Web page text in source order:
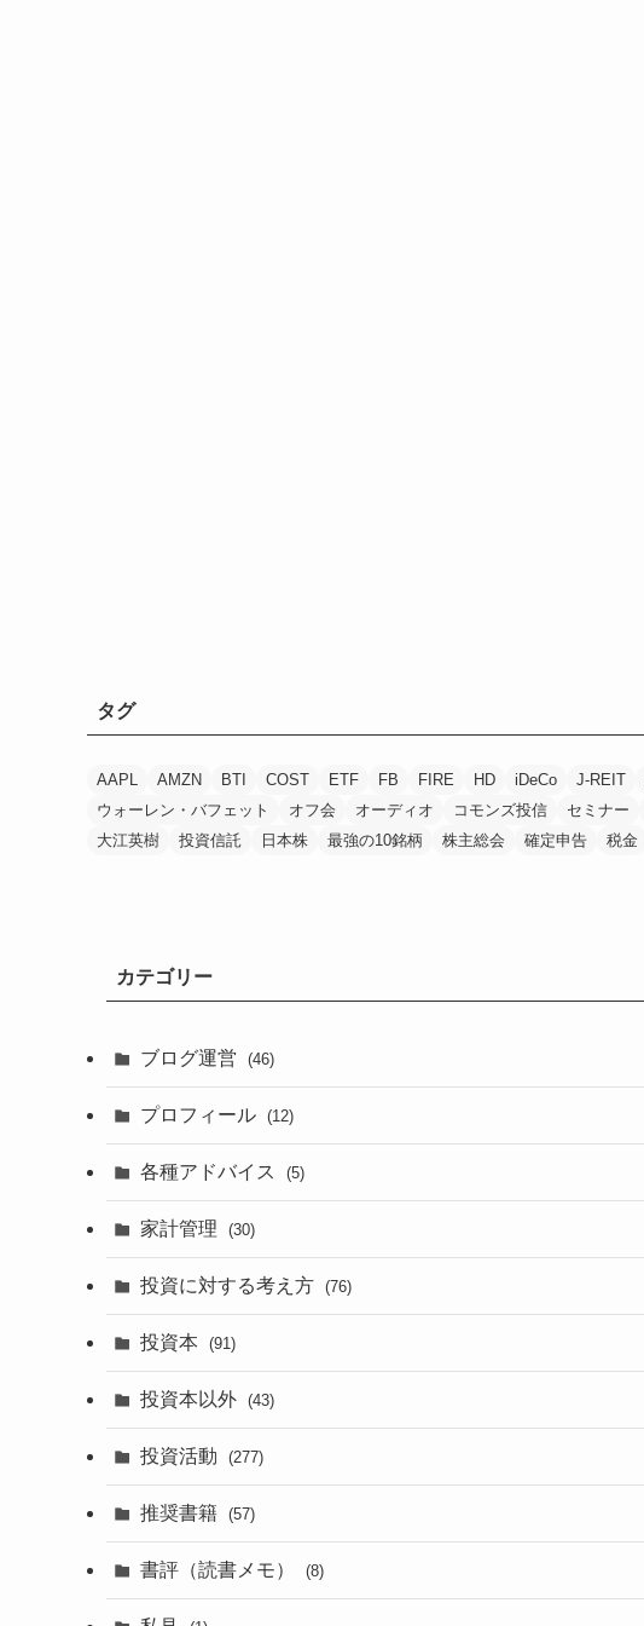
タグ
AAPL AMZN BTI COST ETF FB FIRE HD iDeCo J-REIT
ウォーレン・バフェット
オフ会 オーディオ コモンズ投信 セミナー
大江英樹
投資信託 日本株 最強の10銘柄 株主総会 確定申告 税金
カテゴリー
ブログ運営 (46)
プロフィール (12)
各種アドバイス (5)
家計管理 (30)
投資に対する考え方 (76)
投資本 (91)
投資本以外 (43)
投資活動 (277)
推奨書籍 (57)
書評（読書メモ） (8)